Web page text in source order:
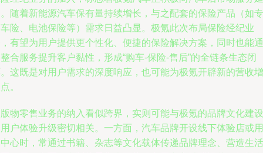
随着新能源汽车保有量持续增长，与之配套的保险产品（如专
险、电池保险等）需求日益凸显。极氪此次布局保险经纪业
有望为用户提供更个性化、便捷的保险解决方案，同时也能通
合服务提升客户黏性，形成“购车-保险-售后”的全链条生态闭
这既是对用户需求的深度响应，也可能为极氪开辟新的营收增
。
物零售业务的纳入看似跨界，实则可能与极氪的品牌文化建设
户体验升级密切相关。一方面，汽车品牌开设线下体验店或用
心时，常通过书籍、杂志等文化载体传递品牌理念、营造生活